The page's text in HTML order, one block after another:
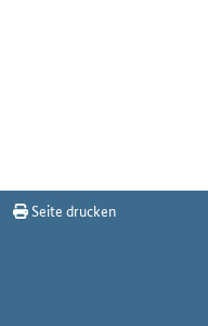
Seite drucken